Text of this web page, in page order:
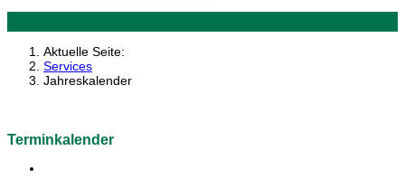
Aktuelle Seite:
Services
Jahreskalender
Terminkalender